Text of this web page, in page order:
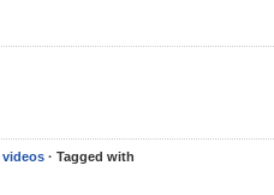
videos · Tagged with